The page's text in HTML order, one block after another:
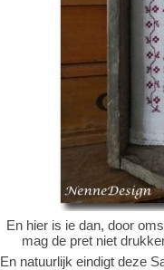
En hier is ie dan, door
mag de pret niet
En natuurlijk eindigt deze